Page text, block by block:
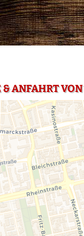
& ANFAHRT